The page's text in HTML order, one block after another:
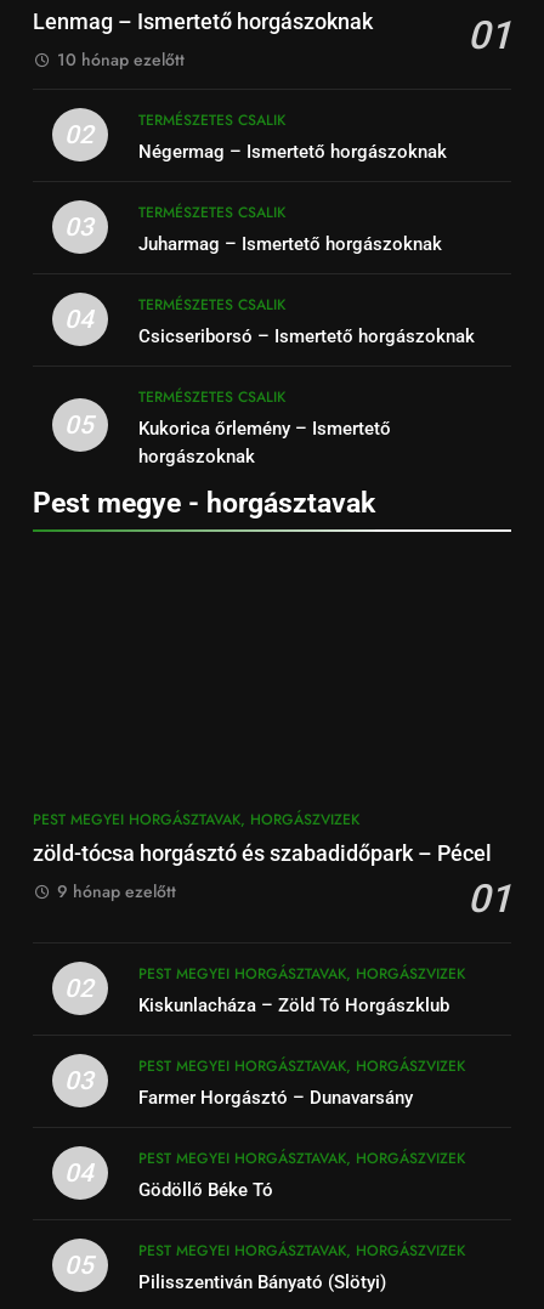
Lenmag – Ismertető horgászoknak 01
10 hónap ezelőtt
02
TERMÉSZETES CSALIK
Négermag – Ismertető horgászoknak
03
TERMÉSZETES CSALIK
Juharmag – Ismertető horgászoknak
04
TERMÉSZETES CSALIK
Csicseriborsó – Ismertető horgászoknak
05
TERMÉSZETES CSALIK
Kukorica őrlemény – Ismertető
horgászoknak
Pest megye - horgásztavak
PEST MEGYEI HORGÁSZTAVAK, HORGÁSZVIZEK
zöld-tócsa horgásztó és szabadidőpark – Pécel
01
9 hónap ezelőtt
02
PEST MEGYEI HORGÁSZTAVAK, HORGÁSZVIZEK
Kiskunlacháza – Zöld Tó Horgászklub
03
PEST MEGYEI HORGÁSZTAVAK, HORGÁSZVIZEK
Farmer Horgásztó – Dunavarsány
04
PEST MEGYEI HORGÁSZTAVAK, HORGÁSZVIZEK
Gödöllő Béke Tó
05
PEST MEGYEI HORGÁSZTAVAK, HORGÁSZVIZEK
Pilisszentiván Bányató (Slötyi)